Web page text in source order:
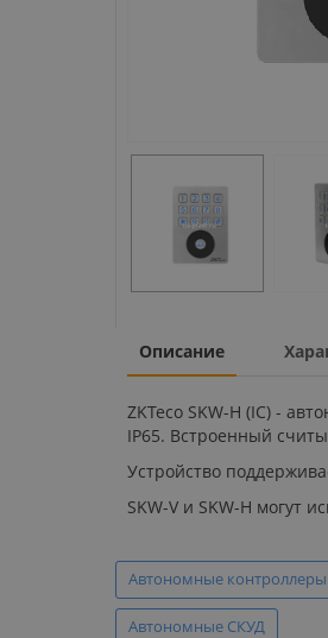
Описание
ZKTeco SKW-H (IC) -
IP65. Встроенный
Устройство
SKW-V и SKW-H могут
Автономные
Автономные СКУД